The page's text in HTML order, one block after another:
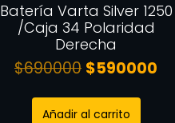
Batería Varta Silver 1250
/Caja 34 Polaridad
Derecha
$690000 $590000
Añadir al carrito